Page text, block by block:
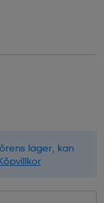
lager, kan